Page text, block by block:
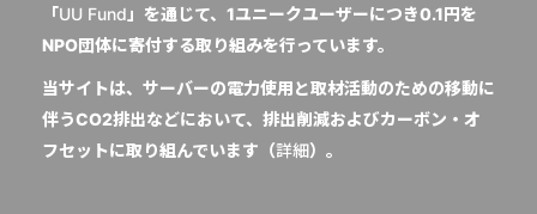
「UU Fund 」を通じて、1ユニークユーザーにつき0.1円を
NPO団体に寄付する取り組みを行っています。
当サイトは、サーバーの電力使用と取材活動のための移動に
伴うCO2排出などにおいて、排出削減およびカーボン・オ
フセットに取り組んでいます（詳細）。